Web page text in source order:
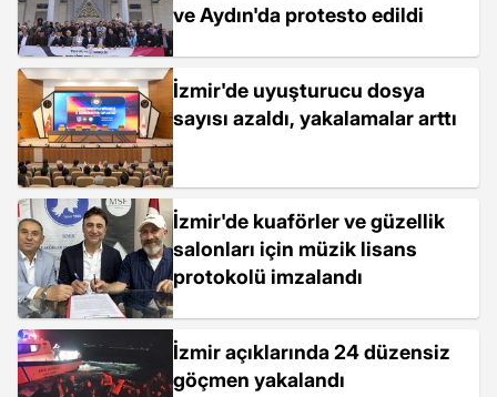
ve Aydın'da protesto edildi
İzmir'de uyuşturucu dosya
sayısı azaldı, yakalamalar arttı
İzmir'de kuaförler ve güzellik
salonları için müzik lisans
protokolü imzalandı
İzmir açıklarında 24 düzensiz
göçmen yakalandı